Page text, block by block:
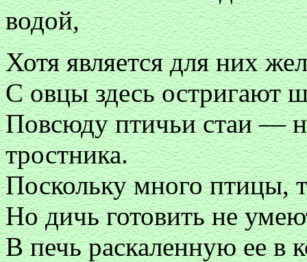
водой,
Хотя является для них
С овцы здесь остригают
Повсюду птичьи стаи —
тростника.
Поскольку много птицы,
Но дичь готовить не
В печь раскаленную ее в